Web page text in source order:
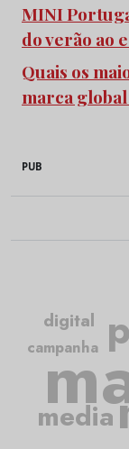
MINI
do verão ao
Quais os
marca
PUB
campanha
media
digital